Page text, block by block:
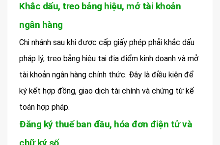
Khắc dấu, treo bảng hiệu, mở tài khoản
ngân hàng
Chi nhánh sau khi được cấp giấy phép phải khắc dấu
pháp lý, treo bảng hiệu tại địa điểm kinh doanh và mở
tài khoản ngân hàng chính thức. Đây là điều kiện để
ký kết hợp đồng, giao dịch tài chính và chứng từ kế
toán hợp pháp.
Đăng ký thuế ban đầu, hóa đơn điện tử và